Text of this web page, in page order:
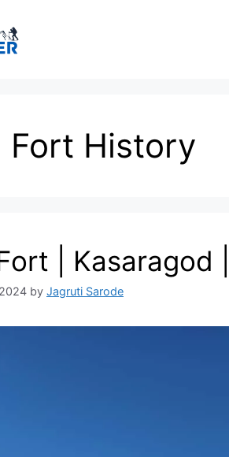
Fort History
| Kasaragod
by Jagruti Sarode